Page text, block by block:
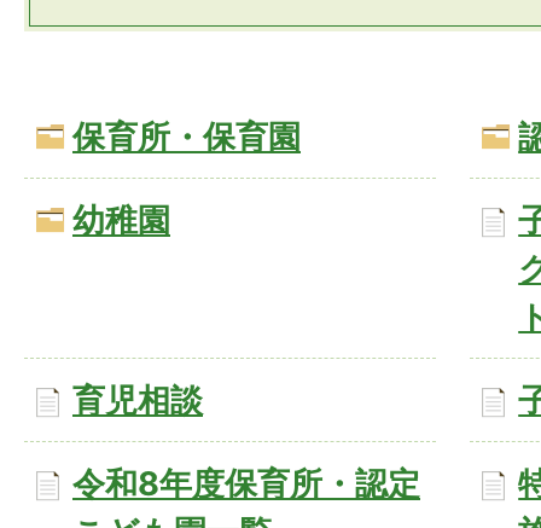
保育所・保育園
幼稚園
育児相談
令和8年度保育所・認定